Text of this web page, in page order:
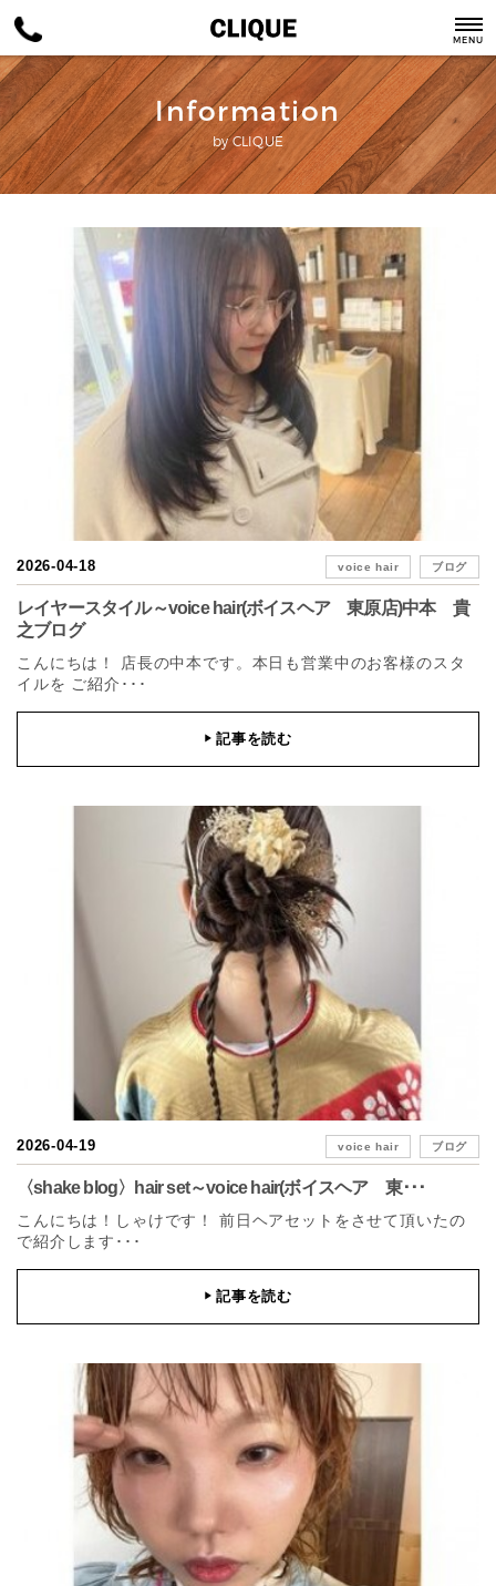
MENU
Information
by CLIQUE
2026-04-18 voice hair ブログ
レイヤースタイル～voice hair(ボイスヘア 東原店)中本 貴
之ブログ
こんにちは！ 店長の中本です。本日も営業中のお客様のスタ
イルを ご紹介･･･
▶記事を読む
2026-04-19 voice hair ブログ
〈shake blog〉hair set～voice hair(ボイスヘア 東･･･
こんにちは！しゃけです！ 前日ヘアセットをさせて頂いたの
で紹介します･･･
▶記事を読む